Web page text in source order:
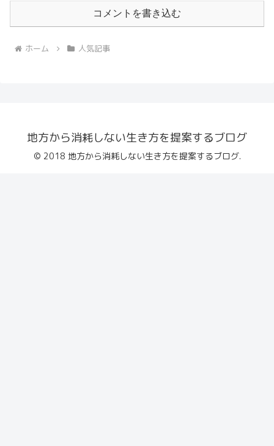
コメントを書き込む
ホーム 人気記事
地方から消耗しない生き方を提案するブログ
© 2018 地方から消耗しない生き方を提案するブログ.